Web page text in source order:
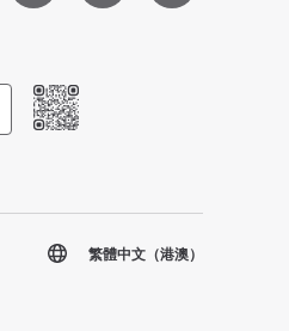
繁體中文（港澳）